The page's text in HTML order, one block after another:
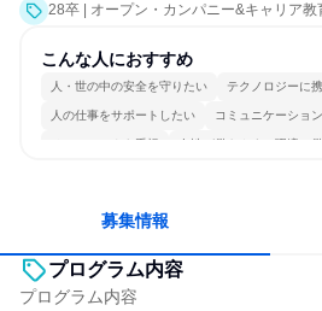
28卒 | オープン・カンパニー&キャリア
こんな人におすすめ
人・世の中の安全を守りたい テクノロジーに
人の仕事をサポートしたい コミュニケーショ
チームワークを重視 女性が働きやすい環境で働
募集情報
プログラム内容
プログラム内容